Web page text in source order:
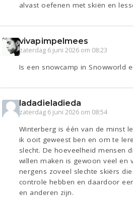
alvast oefenen met skiën en
vivapimpelmees
zaterdag 6 juni 2026 om 08:23
Is een snowcamp in Snowworld
ladadieladieda
zaterdag 6 juni 2026 om 08:54
Winterberg is één van de minst
ik ooit geweest ben en om te
slecht. De hoeveelheid mensen
willen maken is gewoon veel en
nergens zoveel slechte skiërs
controle hebben en daardoor
en anderen zijn.